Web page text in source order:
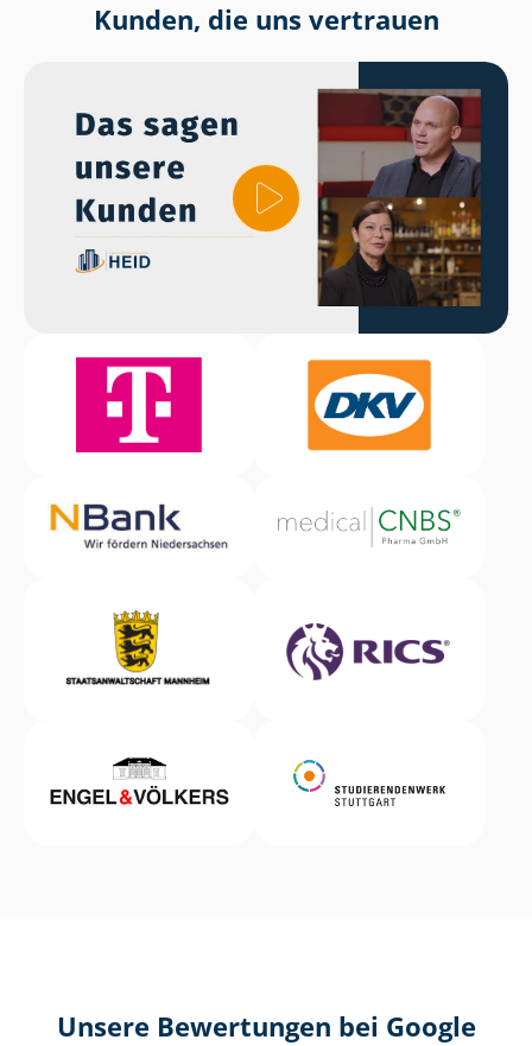
Kunden, die uns vertrauen
Unsere Bewertungen bei Google